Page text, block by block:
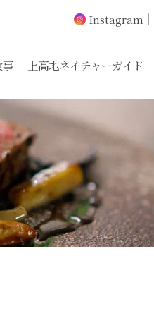
Instagram
事 上高地ネイチャーガイド